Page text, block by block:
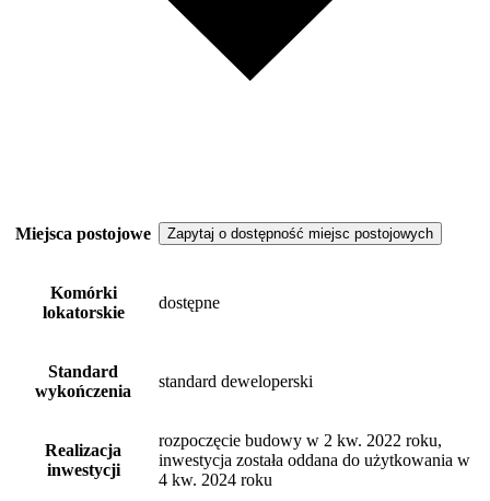
Miejsca postojowe Zapytaj o dostępność miejsc postojowych
Komórki
lokatorskie
dostępne
Standard
wykończenia
standard deweloperski
Realizacja
inwestycji
rozpoczęcie budowy w 2 kw. 2022 roku,
inwestycja została oddana do użytkowania w
4 kw. 2024 roku